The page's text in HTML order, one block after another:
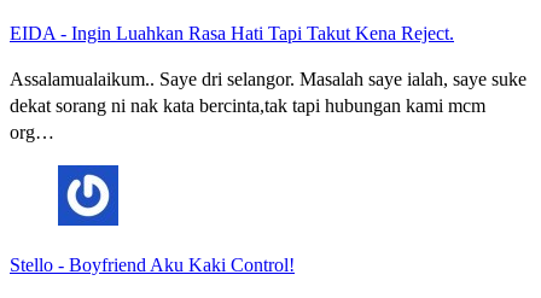
EIDA - Ingin Luahkan Rasa Hati Tapi Takut Kena Reject.
Assalamualaikum.. Saye dri selangor. Masalah saye ialah, saye suke
dekat sorang ni nak kata bercinta,tak tapi hubungan kami mcm
org…
Stello - Boyfriend Aku Kaki Control!